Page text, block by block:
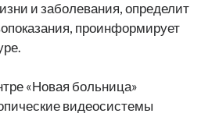
и заболевания, определит
проинформирует
«Новая больница»
видеосистемы